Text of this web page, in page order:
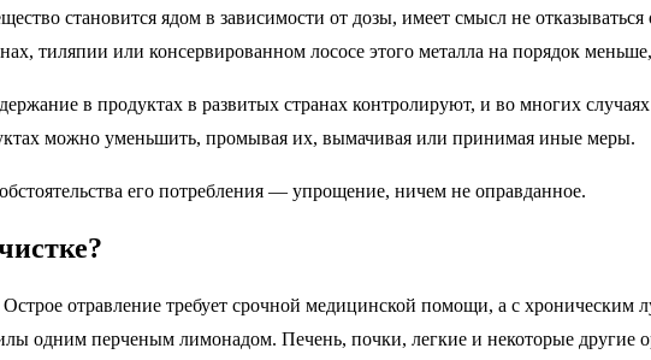
становится ядом в зависимости от дозы, имеет смысл не
тиляпии или консервированном лососе этого металла на порядок
в продуктах в развитых странах контролируют, и во многих
можно уменьшить, промывая их, вымачивая или принимая иные меры.
его потребления — упрощение, ничем не оправданное.
отравление требует срочной медицинской помощи, а с хроническим
одним перченым лимонадом. Печень, почки, легкие и некоторые другие